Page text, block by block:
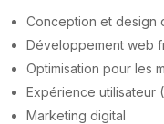
Conception et design
Développement web
Optimisation pour les
Expérience utilisateur
Marketing digital